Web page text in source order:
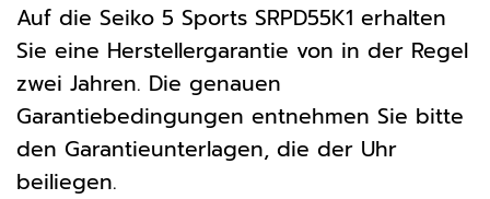
Auf die Seiko 5 Sports SRPD55K1 erhalten
Sie eine Herstellergarantie von in der Regel
zwei Jahren. Die genauen
Garantiebedingungen entnehmen Sie bitte
den Garantieunterlagen, die der Uhr
beiliegen.